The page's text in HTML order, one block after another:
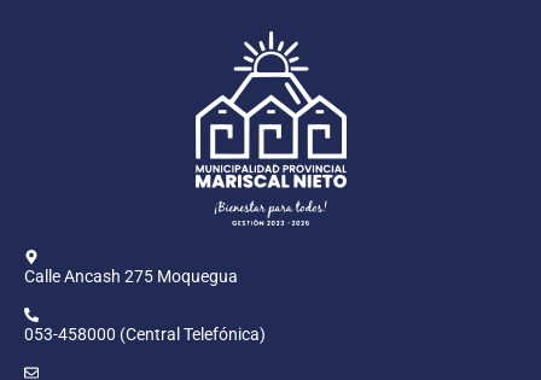
Calle Ancash 275 Moquegua
053-458000 (Central Telefónica)